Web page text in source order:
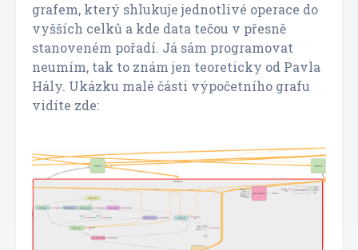
grafem, který shlukuje jednotlivé operace do
vyšších celků a kde data tečou v přesně
stanoveném pořadí. Já sám programovat
neumím, tak to znám jen teoreticky od Pavla
Hály. Ukázku malé části výpočetního grafu
vidíte zde: